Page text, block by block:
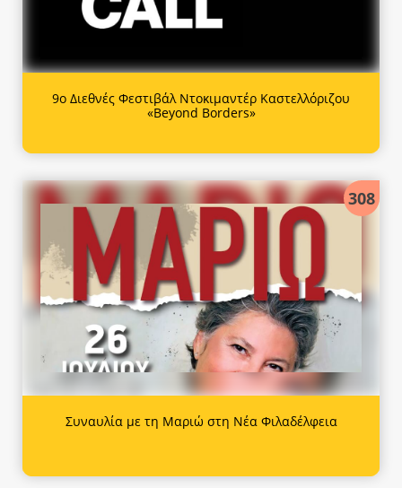
9ο Διεθνές Φεστιβάλ Ντοκιμαντέρ Καστελλόριζου
«Beyond Borders»
308
Συναυλία με τη Μαριώ στη Νέα Φιλαδέλφεια